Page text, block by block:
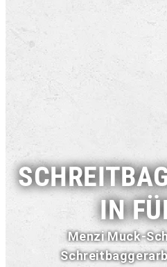
IN
Menzi Muck-